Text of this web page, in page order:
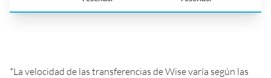
*La velocidad de las transferencias de Wise varía según las